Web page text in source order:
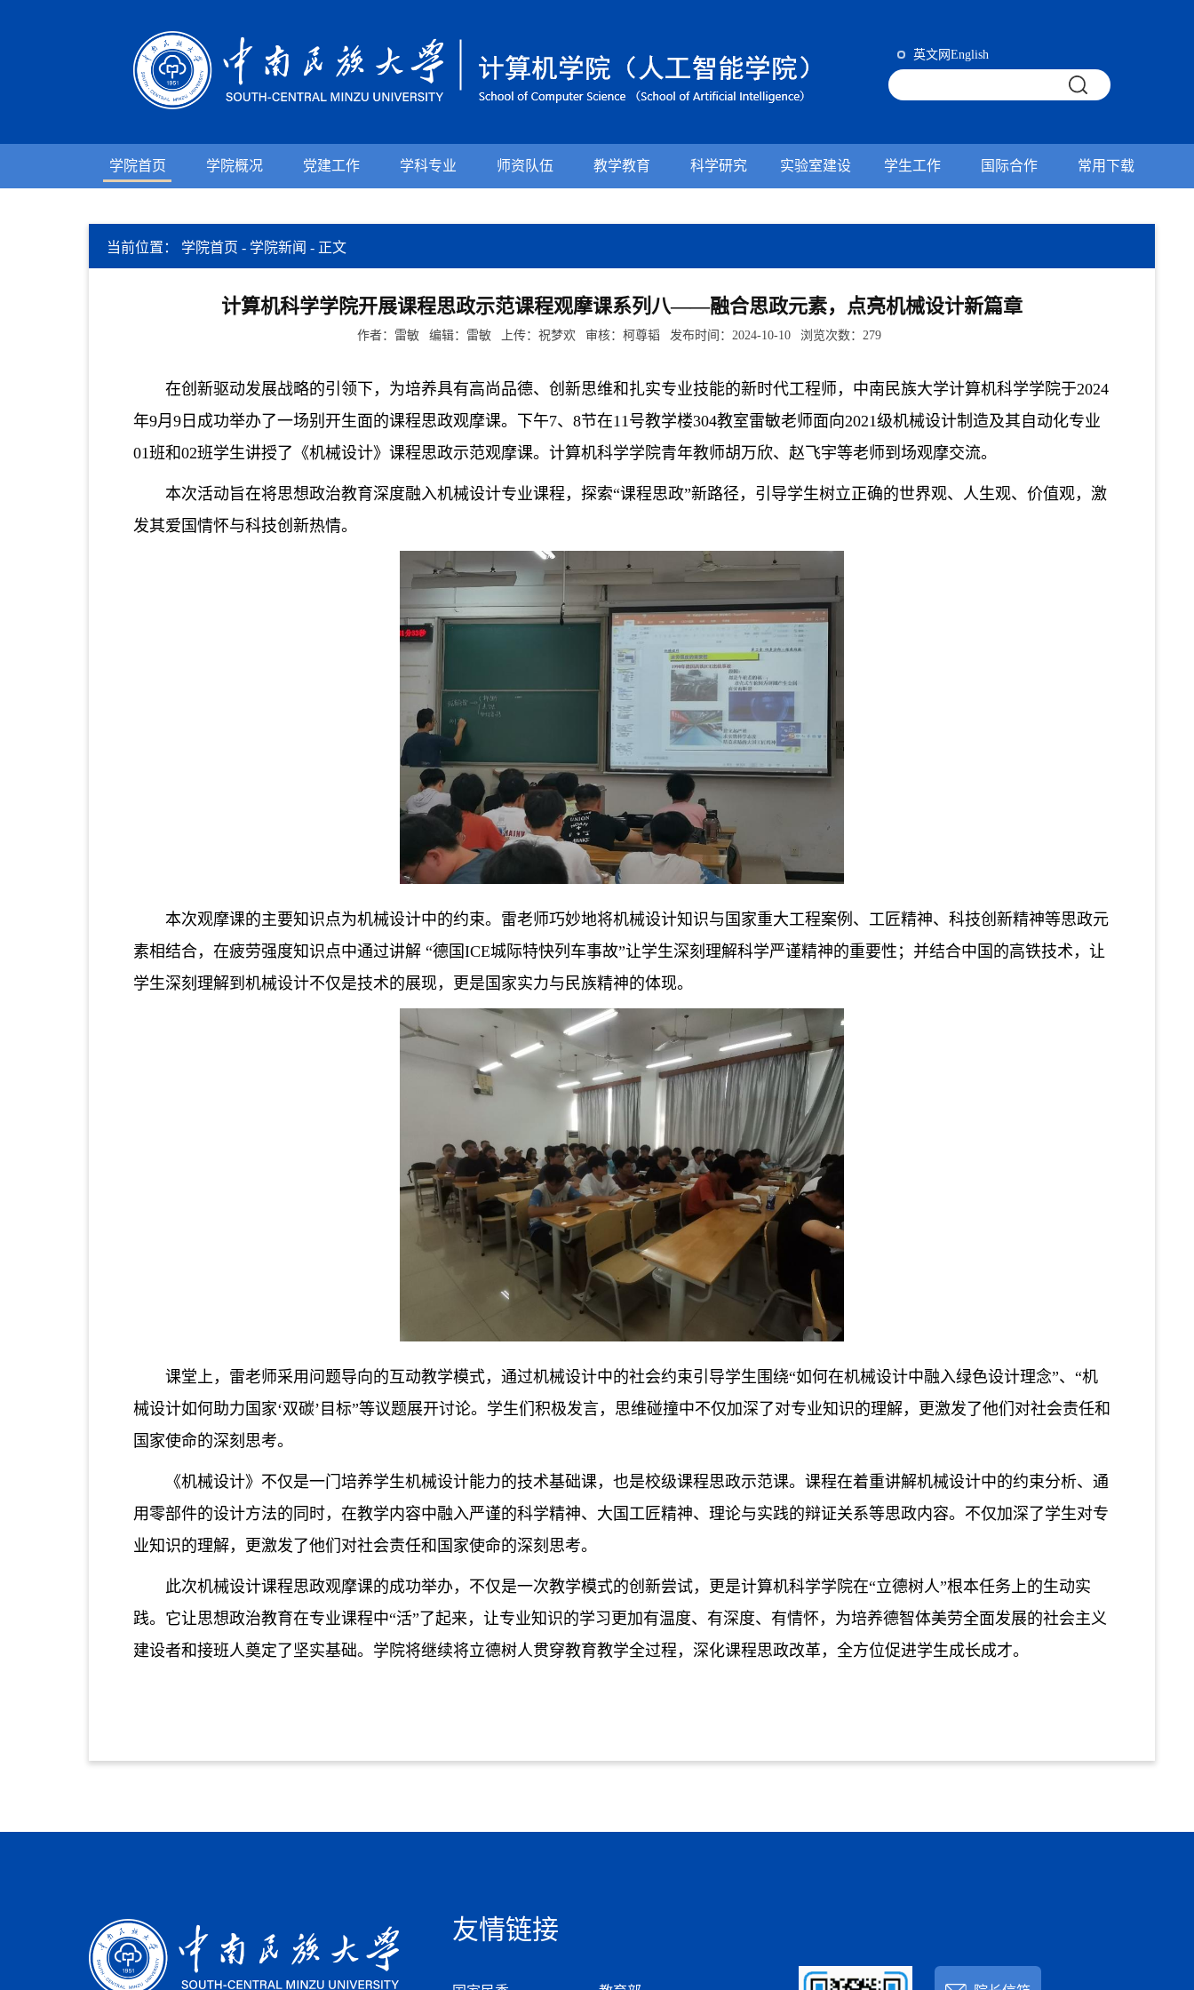
英文网English
学院首页 学院概况 党建工作 学科专业 师资队伍 教学教育 科学研究 实验室建设 学生工作 国际合作 常用下载
当前位置： 学院首页 - 学院新闻 - 正文
计算机科学学院开展课程思政示范课程观摩课系列八——融合思政元素，点亮机械设计新篇章
作者：雷敏 编辑：雷敏 上传：祝梦欢 审核：柯尊韬 发布时间：2024-10-10 浏览次数： 279
在创新驱动发展战略的引领下，为培养具有高尚品德、创新思维和扎实专业技能的新时代工程师，中南民族大学计算机科学学院于2024
年9月9日成功举办了一场别开生面的课程思政观摩课。下午7、8节在11号教学楼304教室雷敏老师面向2021级机械设计制造及其自动化专业
01班和02班学生讲授了《机械设计》课程思政示范观摩课。计算机科学学院青年教师胡万欣、赵飞宇等老师到场观摩交流。
本次活动旨在将思想政治教育深度融入机械设计专业课程，探索“课程思政”新路径，引导学生树立正确的世界观、人生观、价值观，激
发其爱国情怀与科技创新热情。
本次观摩课的主要知识点为机械设计中的约束。雷老师巧妙地将机械设计知识与国家重大工程案例、工匠精神、科技创新精神等思政元
素相结合，在疲劳强度知识点中通过讲解 “德国ICE城际特快列车事故”让学生深刻理解科学严谨精神的重要性；并结合中国的高铁技术，让
学生深刻理解到机械设计不仅是技术的展现，更是国家实力与民族精神的体现。
课堂上，雷老师采用问题导向的互动教学模式，通过机械设计中的社会约束引导学生围绕“如何在机械设计中融入绿色设计理念”、“机
械设计如何助力国家‘双碳’目标”等议题展开讨论。学生们积极发言，思维碰撞中不仅加深了对专业知识的理解，更激发了他们对社会责任和
国家使命的深刻思考。
《机械设计》不仅是一门培养学生机械设计能力的技术基础课，也是校级课程思政示范课。课程在着重讲解机械设计中的约束分析、通
用零部件的设计方法的同时，在教学内容中融入严谨的科学精神、大国工匠精神、理论与实践的辩证关系等思政内容。不仅加深了学生对专
业知识的理解，更激发了他们对社会责任和国家使命的深刻思考。
此次机械设计课程思政观摩课的成功举办，不仅是一次教学模式的创新尝试，更是计算机科学学院在“立德树人”根本任务上的生动实
践。它让思想政治教育在专业课程中“活”了起来，让专业知识的学习更加有温度、有深度、有情怀，为培养德智体美劳全面发展的社会主义
建设者和接班人奠定了坚实基础。学院将继续将立德树人贯穿教育教学全过程，深化课程思政改革，全方位促进学生成长成才。
友情链接